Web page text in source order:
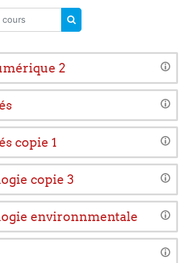
RECHERCHER DES
2
copie 1
copie 3
environnmentale